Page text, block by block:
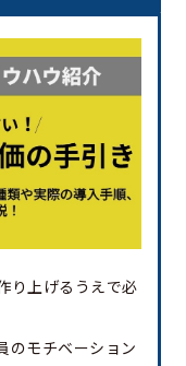
り上げるうえで必
のモチベーション